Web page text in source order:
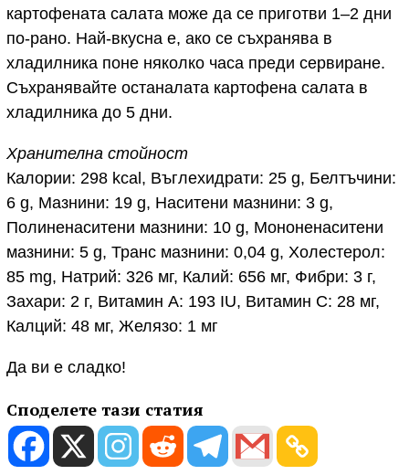
картофената салата може да се приготви 1–2 дни
по-рано. Най-вкусна е, ако се съхранява в
хладилника поне няколко часа преди сервиране.
Съхранявайте останалата картофена салата в
хладилника до 5 дни.
Хранителна стойност
Калории: 298 kcal, Въглехидрати: 25 g, Белтъчини:
6 g, Мазнини: 19 g, Наситени мазнини: 3 g,
Полиненаситени мазнини: 10 g, Мононенаситени
мазнини: 5 g, Транс мазнини: 0,04 g, Холестерол:
85 mg, Натрий: 326 мг, Калий: 656 мг, Фибри: 3 г,
Захари: 2 г, Витамин А: 193 IU, Витамин С: 28 мг,
Калций: 48 мг, Желязо: 1 мг
Да ви е сладко!
Споделете тази статия